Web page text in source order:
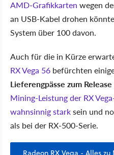
AMD-Grafikkarten wegen
an USB-Kabel drohen
System über 100 davon.
Auch für die in Kürze
RX Vega 56 befürchten
Lieferengpässe zum
Mining-Leistung der RX
wahnsinnig starksein und
als bei der RX-500-Serie.
Radeon RX Vega - Alles